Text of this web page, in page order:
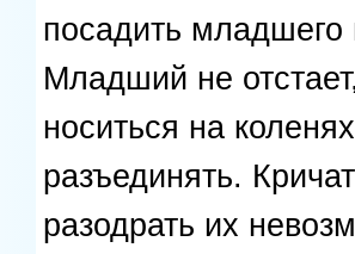
посадить младшего
Младший не
носиться на
разъединять.
разодрать их